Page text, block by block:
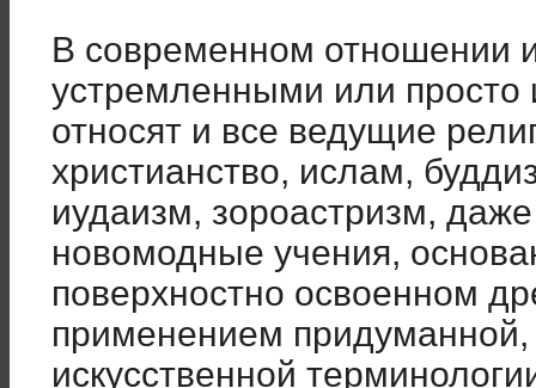
В современном отношении
устремленными или
относят и все ведущие
христианство, ислам,
иудаизм, зороастризм,
новомодные учения,
поверхностно освоенном
применением придуманной,
искусственной